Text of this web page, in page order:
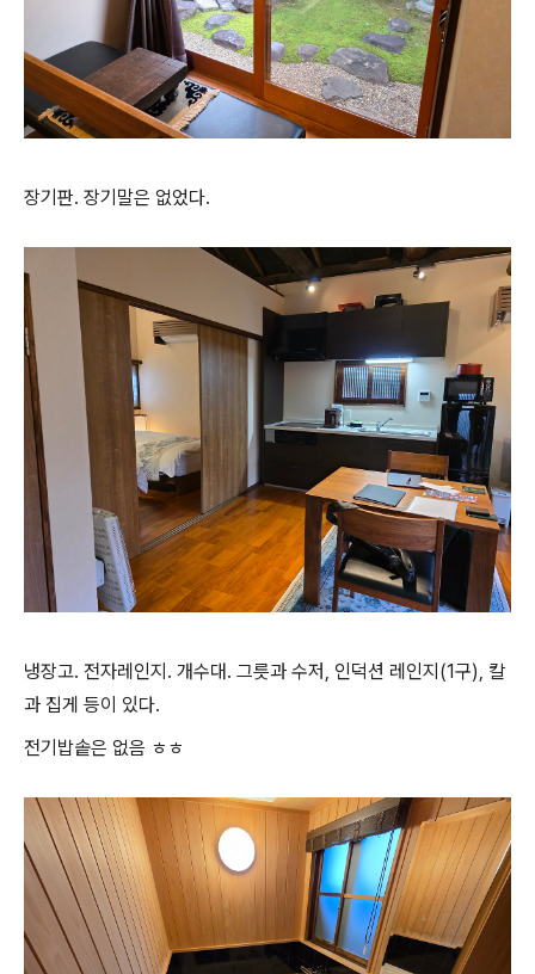
장기판. 장기말은 없었다.
냉장고. 전자레인지. 개수대. 그릇과 수저, 인덕션 레인지(1구), 칼
과 집게 등이 있다.
전기밥솥은 없음 ㅎㅎ